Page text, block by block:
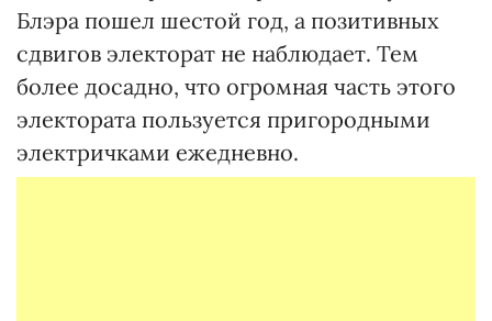
Блэра пошел шестой год, а позитивных
сдвигов электорат не наблюдает. Тем
более досадно, что огромная часть этого
электората пользуется пригородными
электричками ежедневно.